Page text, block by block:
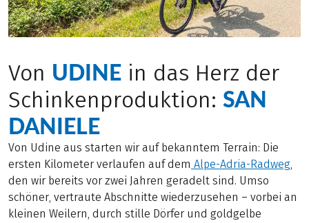
Von UDINE in das Herz der
Schinkenproduktion: SAN
DANIELE
Von Udine aus starten wir auf bekanntem Terrain: Die
ersten Kilometer verlaufen auf dem Alpe-Adria-Radweg,
den wir bereits vor zwei Jahren geradelt sind. Umso
schöner, vertraute Abschnitte wiederzusehen – vorbei an
kleinen Weilern, durch stille Dörfer und goldgelbe